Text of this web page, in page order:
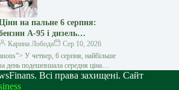
на пальне 6 серпня:
А-95 і дизель
подешевшали — Мінфін
Карина Лобода
Сер 10, 2026
У четвер, 6 серпня, найбільше
день подешевшала середня ціна
бензин А-95, тоді як бензин А-92
подорожчав. Дизельне пальне
Всі права захищені. Сайт